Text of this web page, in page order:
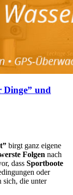
Dinge” und
birgt ganz eigene
Folgen nach
dass Sportboote
oder
sich, die unter